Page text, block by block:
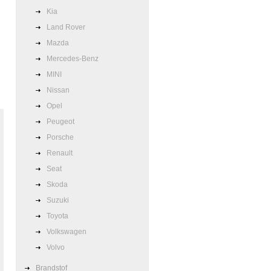
Kia
Land Rover
Mazda
Mercedes-Benz
MINI
Nissan
Opel
Peugeot
Porsche
Renault
Seat
Skoda
Suzuki
Toyota
Volkswagen
Volvo
Brandstof